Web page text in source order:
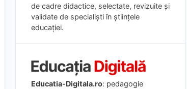
de cadre didactice, selectate, revizuite și
validate de specialiști în științele
educației.
Educatia-Digitala.ro: pedagogie